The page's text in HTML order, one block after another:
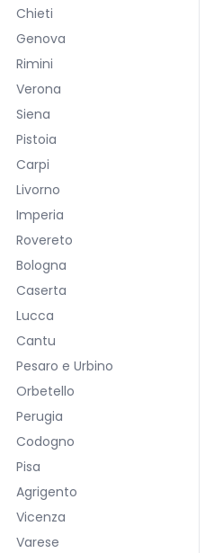
Chieti
Genova
Rimini
Verona
Siena
Pistoia
Carpi
Livorno
Imperia
Rovereto
Bologna
Caserta
Lucca
Cantu
Pesaro e Urbino
Orbetello
Perugia
Codogno
Pisa
Agrigento
Vicenza
Varese